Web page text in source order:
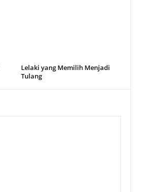
Lelaki yang Memilih Menjadi
Tulang